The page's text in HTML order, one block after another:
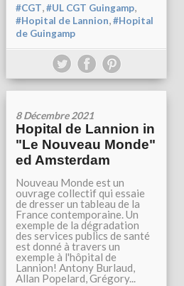
#CGT,#UL CGT Guingamp,
#Hopital de Lannion,#Hopital
de Guingamp
8 Décembre 2021
Hopital de Lannion in
"Le Nouveau Monde"
ed Amsterdam
Nouveau Monde est un
ouvrage collectif qui essaie
de dresser un tableau de la
France contemporaine. Un
exemple de la dégradation
des services publics de santé
est donné à travers un
exemple à l'hôpital de
Lannion! Antony Burlaud,
Allan Popelard, Grégory...